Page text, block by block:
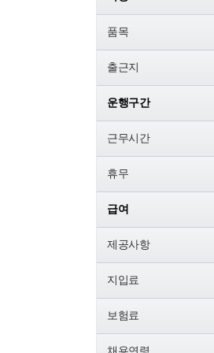
품목
출근지
운행구간
근무시간
휴무
급여
제공사항
지입료
보험료
채용연령